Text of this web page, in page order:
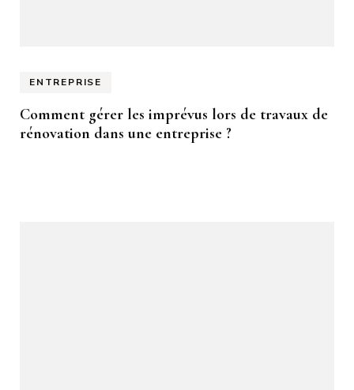
ENTREPRISE
Comment gérer les imprévus lors de travaux de
rénovation dans une entreprise ?